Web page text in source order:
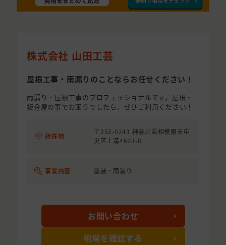
株式会社 山田工芸
屋根工事・雨漏りのことならお任せください！
雨漏り・屋根工事のプロフェッショナルです。屋根・
板金屋の事でお困りでしたら、ぜひご利用ください！
所在地
〒252-0243 神奈川県相模原市中
央区上溝4623-8
事業内容 塗装・雨漏り
お問い合わせ
相場を確認する